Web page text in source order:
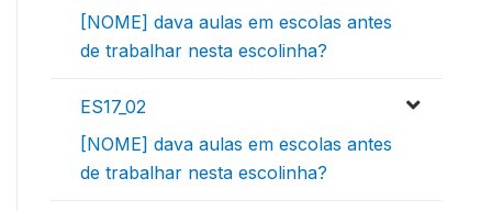
[NOME] dava aulas em escolas antes
de trabalhar nesta escolinha?
ES17_02
[NOME] dava aulas em escolas antes
de trabalhar nesta escolinha?